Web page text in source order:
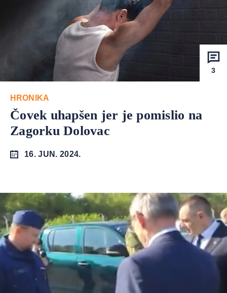
3
HRONIKA
Čovek uhapšen jer je pomislio na
Zagorku Dolovac
16. JUN. 2024.